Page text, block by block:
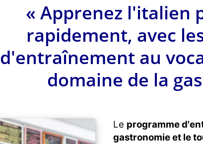
« Apprenez l'italien
rapidement, avec
d'entraînement au
domaine de la
Le programme
gastronomie et le